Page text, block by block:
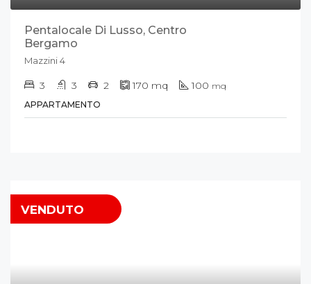
Pentalocale Di Lusso, Centro
Bergamo
Mazzini 4
3 3 2 170 mq 100 mq
APPARTAMENTO
VENDUTO